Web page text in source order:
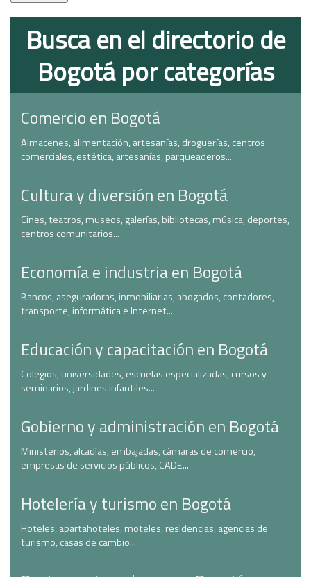
Busca en el directorio de
Bogotá por categorías
Comercio en Bogotá
Almacenes, alimentación, artesanías, droguerías, centros
comerciales, estética, artesanías, parqueaderos...
Cultura y diversión en Bogotá
Cines, teatros, museos, galerías, bibliotecas, música, deportes,
centros comunitarios...
Economía e industria en Bogotá
Bancos, aseguradoras, inmobiliarias, abogados, contadores,
transporte, informática e Internet...
Educación y capacitación en Bogotá
Colegios, universidades, escuelas especializadas, cursos y
seminarios, jardines infantiles...
Gobierno y administración en Bogotá
Ministerios, alcadías, embajadas, cámaras de comercio,
empresas de servicios públicos, CADE...
Hotelería y turismo en Bogotá
Hoteles, apartahoteles, moteles, residencias, agencias de
turismo, casas de cambio...